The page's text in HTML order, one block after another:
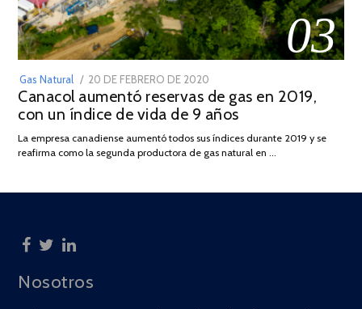
03
Gas Natural
POSTED
ON
20 DE FEBRERO DE 2020
DE
JULIO
2025
Canacol aumentó reservas de gas en 2019,
con un índice de vida de 9 años
La empresa canadiense aumentó todos sus índices durante 2019 y se
reafirma como la segunda productora de gas natural en …
Nosotros